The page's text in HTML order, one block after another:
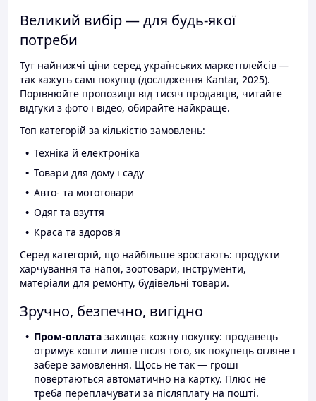
Великий вибір — для будь-якої
потреби
Тут найнижчі ціни серед українських маркетплейсів —
так кажуть самі покупці (дослідження Kantar, 2025).
Порівнюйте пропозиції від тисяч продавців, читайте
відгуки з фото і відео, обирайте найкраще.
Топ категорій за кількістю замовлень:
Техніка й електроніка
Товари для дому і саду
Авто- та мототовари
Одяг та взуття
Краса та здоров'я
Серед категорій, що найбільше зростають: продукти
харчування та напої, зоотовари, інструменти,
матеріали для ремонту, будівельні товари.
Зручно, безпечно, вигідно
Пром-оплата захищає кожну покупку: продавець
отримує кошти лише після того, як покупець огляне і
забере замовлення. Щось не так — гроші
повертаються автоматично на картку. Плюс не
треба переплачувати за післяплату на пошті.